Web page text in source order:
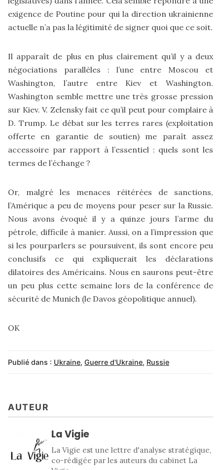
exigence de Poutine pour qui la direction ukrainienne
actuelle n’a pas la légitimité de signer quoi que ce soit.
Il apparaît de plus en plus clairement qu’il y a deux
négociations parallèles : l’une entre Moscou et
Washington, l’autre entre Kiev et Washington.
Washington semble mettre une très grosse pression
sur Kiev. V. Zelensky fait ce qu’il peut pour complaire à
D. Trump. Le débat sur les terres rares (exploitation
offerte en garantie de soutien) me paraît assez
accessoire par rapport à l’essentiel : quels sont les
termes de l’échange ?
Or, malgré les menaces réitérées de sanctions,
l’Amérique a peu de moyens pour peser sur la Russie.
Nous avons évoqué il y a quinze jours l’arme du
pétrole, difficile à manier. Aussi, on a l’impression que
si les pourparlers se poursuivent, ils sont encore peu
conclusifs ce qui expliquerait les déclarations
dilatoires des Américains. Nous en saurons peut-être
un peu plus cette semaine lors de la conférence de
sécurité de Munich (le Davos géopolitique annuel).
OK
Publié dans : Ukraine, Guerre d'Ukraine, Russie
AUTEUR
La Vigie
La Vigie est une lettre d'analyse stratégique,
co-rédigée par les auteurs du cabinet La